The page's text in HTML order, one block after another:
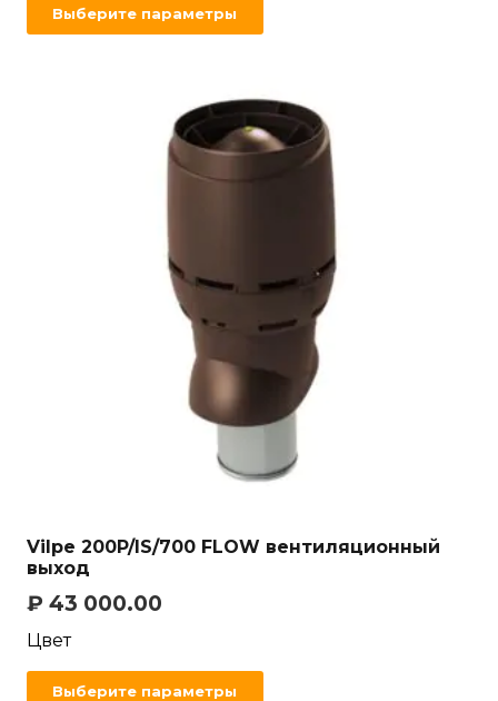
Выберите параметры
Vilpe 200P/IS/700 FLOW вентиляционный
выход
₽ 43 000.00
Цвет
Выберите параметры